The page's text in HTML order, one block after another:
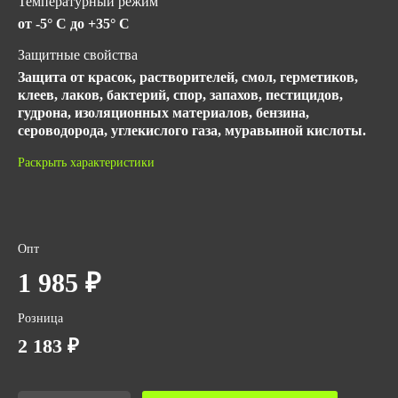
от -5° C до +35° C
Защитные свойства
Защита от красок, растворителей, смол, герметиков,
клеев, лаков, бактерий, спор, запахов, пестицидов,
гудрона, изоляционных материалов, бензина,
сероводорода, углекислого газа, муравьиной кислоты.
Материал
Вес за ед,кг
0.116
Объем за ед,м3
0.00004
Раскрыть характеристики
Опт
1 985 ₽
Розница
2 183 ₽